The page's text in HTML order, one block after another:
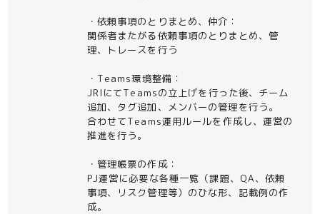
・依頼事項のとりまとめ、仲介：
関係者またがる依頼事項のとりまとめ、管
理、トレースを行う
・Teams環境整備：
JRIにてTeamsの立上げを行った後、チーム
追加、タグ追加、メンバーの管理を行う。
合わせてTeams運用ルールを作成し、運営の
推進を行う。
・管理帳票の作成：
PJ運営に必要な各種一覧（課題、QA、依頼
事項、リスク管理等）のひな形、記載例の作
成。